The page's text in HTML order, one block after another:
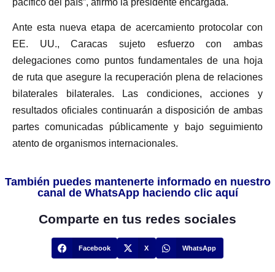
Ante esta nueva etapa de acercamiento protocolar con
EE. UU., Caracas sujeto esfuerzo con ambas
delegaciones como puntos fundamentales de una hoja
de ruta que asegure la recuperación plena de relaciones
bilaterales bilaterales. Las condiciones, acciones y
resultados oficiales continuarán a disposición de ambas
partes comunicadas públicamente y bajo seguimiento
atento de organismos internacionales.
También puedes mantenerte informado en nuestro
canal de WhatsApp haciendo clic aquí
Comparte en tus redes sociales
Facebook X WhatsApp